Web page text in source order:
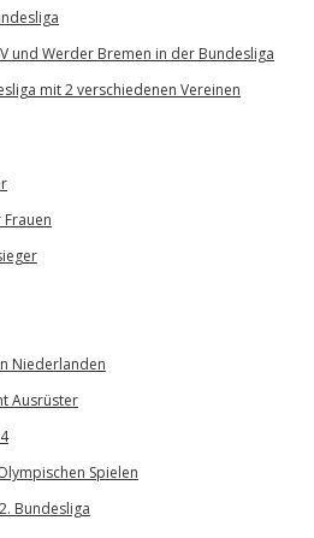
und Werder Bremen in der Bundesliga
mit 2 verschiedenen Vereinen
Niederlanden
Ausrüster
Spielen
Bundesliga